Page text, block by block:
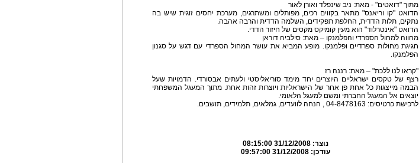
מתוך "דואטים" - מאת: ניב שינפלד ואורן לאור
הדואט "קו וריאנס" מתאר בקווים רכים, מפותלים ומשתרגים, מערכת יחסים זוגית שיש בה
נתקים, תלות הדדית, החלפת תפקידים, השלמה הדדית והרבה אהבה.
הדואט "אינטרלוד" הוא מעין קומיקס מקסים של חיזור הדדי.
מחווה למחול הספרדי והפלמנקו – מאת: סילביה דוראן
חגיגת מחולות ספרדיים ופלמנקו. מופע המביא את עושר המחול הספרדי עם דגש על סגנון
הפלמנקו.
"קראו לנו ללכת" – מאת: רננה רז
רצף של טקסים ישראליים היוצרים יחד מימד סוריאליסטי ולעתים אבסורדי. הדמויות שעל
הבמה מייצגות כל אחת פן אחר של הישראליות ויוצרות זהות אחת. מתוך המעגל המשפחתי
יוצאים אל המעגל החברתי ומשם למעגל הלאומי.
לרכישת כרטיסים: 04-8478163 , הנחה לוועדים, גמלאים, תלמידים, תושבים.
נוצר:31/12/2008 08:15:00
עודכן:31/12/2008 09:57:00